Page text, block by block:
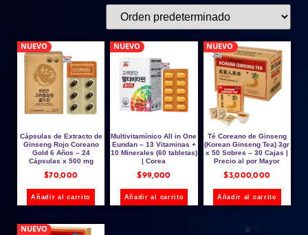
NUEVO
Cápsulas de Extracto de
Ginseng Rojo Coreano
Gold 6 Años – 24
Cápsulas x 500 mg
$70,000
Añadir al carrito
NUEVO
Multivitamínico All in One
Eundan – 13 Vitaminas +
10 Minerales (60 tabletas)
| Corea
$99,000
Añadir al carrito
NUEVO
Té Coreano de Ginseng
(Korean Ginseng Tea) 3gr
x 50 Sobres – 30 Cajas |
Precio al por Mayor
$3,000,000
Añadir al carrito
NUEVO